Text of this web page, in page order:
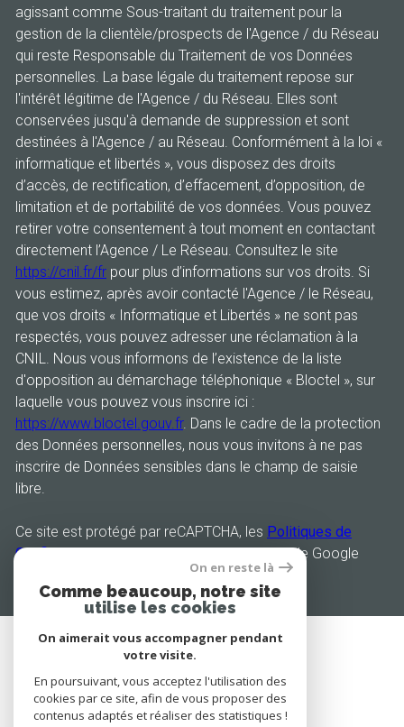
agissant comme Sous-traitant du traitement pour la
gestion de la clientèle/prospects de l'Agence / du Réseau
qui reste Responsable du Traitement de vos Données
personnelles. La base légale du traitement repose sur
l'intérêt légitime de l'Agence / du Réseau. Elles sont
conservées jusqu'à demande de suppression et sont
destinées à l'Agence / au Réseau. Conformément à la loi «
informatique et libertés », vous disposez des droits
d’accès, de rectification, d’effacement, d’opposition, de
limitation et de portabilité de vos données. Vous pouvez
retirer votre consentement à tout moment en contactant
directement l’Agence / Le Réseau. Consultez le site
https://cnil.fr/fr pour plus d’informations sur vos droits. Si
vous estimez, après avoir contacté l'Agence / le Réseau,
que vos droits « Informatique et Libertés » ne sont pas
respectés, vous pouvez adresser une réclamation à la
CNIL. Nous vous informons de l’existence de la liste
d'opposition au démarchage téléphonique « Bloctel », sur
laquelle vous pouvez vous inscrire ici :
https://www.bloctel.gouv.fr. Dans le cadre de la protection
des Données personnelles, nous vous invitons à ne pas
inscrire de Données sensibles dans le champ de saisie
libre.
Ce site est protégé par reCAPTCHA, les Politiques de
Confidentialitéet esConditions d'utilisationde Google
ESPACE CLIENT
On en reste là
Comme beaucoup, notre site
utilise les cookies
On aimerait vous accompagner pendant
votre visite.
En poursuivant, vous acceptez l'utilisation des
cookies par ce site, afin de vous proposer des
contenus adaptés et réaliser des statistiques !